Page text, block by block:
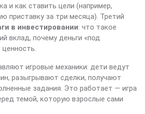
и как ставить цели (например,
приставку за три месяца). Третий
в инвестировании: что такое
вклад, почему деньги «под
игровые механики: дети ведут
разыгрывают сделки, получают
задания. Это работает — игра
темой, которую взрослые сами